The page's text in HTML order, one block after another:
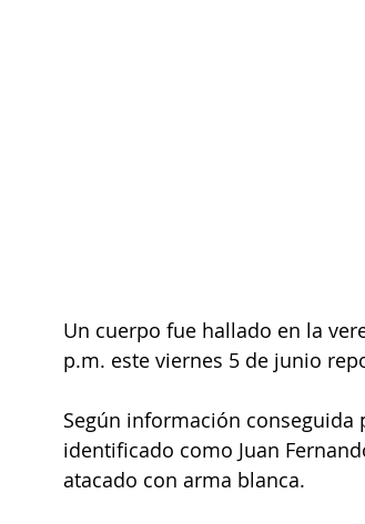
Un cuerpo fue hallado en la
p.m. este viernes 5 de junio
Según información
identificado como Juan
atacado con arma blanca.